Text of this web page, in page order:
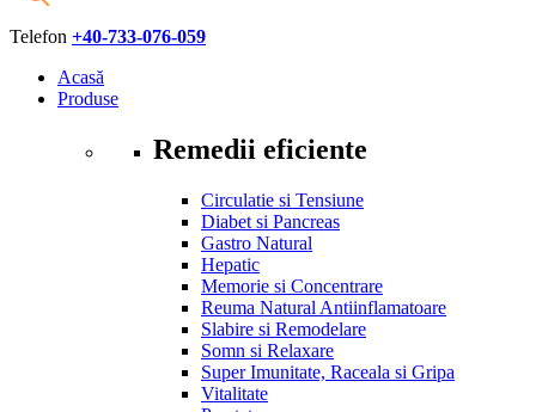
Telefon +40-733-076-059
Acasă
Produse
Remedii eficiente
Circulatie si Tensiune
Diabet si Pancreas
Gastro Natural
Hepatic
Memorie si Concentrare
Reuma Natural Antiinflamatoare
Slabire si Remodelare
Somn si Relaxare
Super Imunitate, Raceala si Gripa
Vitalitate